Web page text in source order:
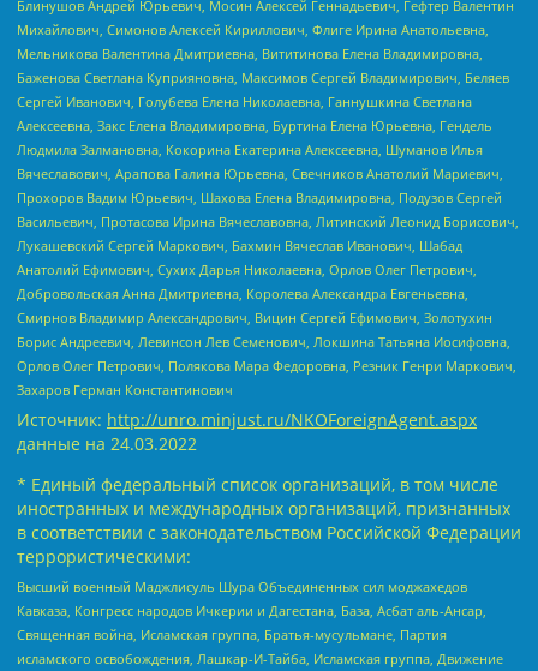
Блинушов Андрей Юрьевич, Мосин Алексей Геннадьевич, Гефтер Валентин
Михайлович, Симонов Алексей Кириллович, Флиге Ирина Анатольевна,
Мельникова Валентина Дмитриевна, Вититинова Елена Владимировна,
Баженова Светлана Куприяновна, Максимов Сергей Владимирович, Беляев
Сергей Иванович, Голубева Елена Николаевна, Ганнушкина Светлана
Алексеевна, Закс Елена Владимировна, Буртина Елена Юрьевна, Гендель
Людмила Залмановна, Кокорина Екатерина Алексеевна, Шуманов Илья
Вячеславович, Арапова Галина Юрьевна, Свечников Анатолий Мариевич,
Прохоров Вадим Юрьевич, Шахова Елена Владимировна, Подузов Сергей
Васильевич, Протасова Ирина Вячеславовна, Литинский Леонид Борисович,
Лукашевский Сергей Маркович, Бахмин Вячеслав Иванович, Шабад
Анатолий Ефимович, Сухих Дарья Николаевна, Орлов Олег Петрович,
Добровольская Анна Дмитриевна, Королева Александра Евгеньевна,
Смирнов Владимир Александрович, Вицин Сергей Ефимович, Золотухин
Борис Андреевич, Левинсон Лев Семенович, Локшина Татьяна Иосифовна,
Орлов Олег Петрович, Полякова Мара Федоровна, Резник Генри Маркович,
Захаров Герман Константинович
Источник: http://unro.minjust.ru/NKOForeignAgent.aspx
данные на 24.03.2022
* Единый федеральный список организаций, в том числе
иностранных и международных организаций, признанных
в соответствии с законодательством Российской Федерации
террористическими:
Высший военный Маджлисуль Шура Объединенных сил моджахедов
Кавказа, Конгресс народов Ичкерии и Дагестана, База, Асбат аль-Ансар,
Священная война, Исламская группа, Братья-мусульмане, Партия
исламского освобождения, Лашкар-И-Тайба, Исламская группа, Движение